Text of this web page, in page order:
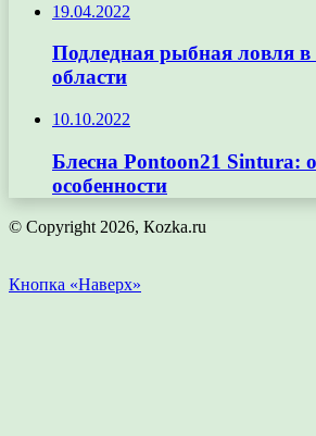
19.04.2022
Подледная рыбная ловля в
области
10.10.2022
Блесна Pontoon21 Sintura:
особенности
© Copyright 2026, Кozka.ru
Кнопка «Наверх»